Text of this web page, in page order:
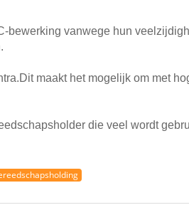
vanwege hun
maakt het mogelijk om met
die veel wordt